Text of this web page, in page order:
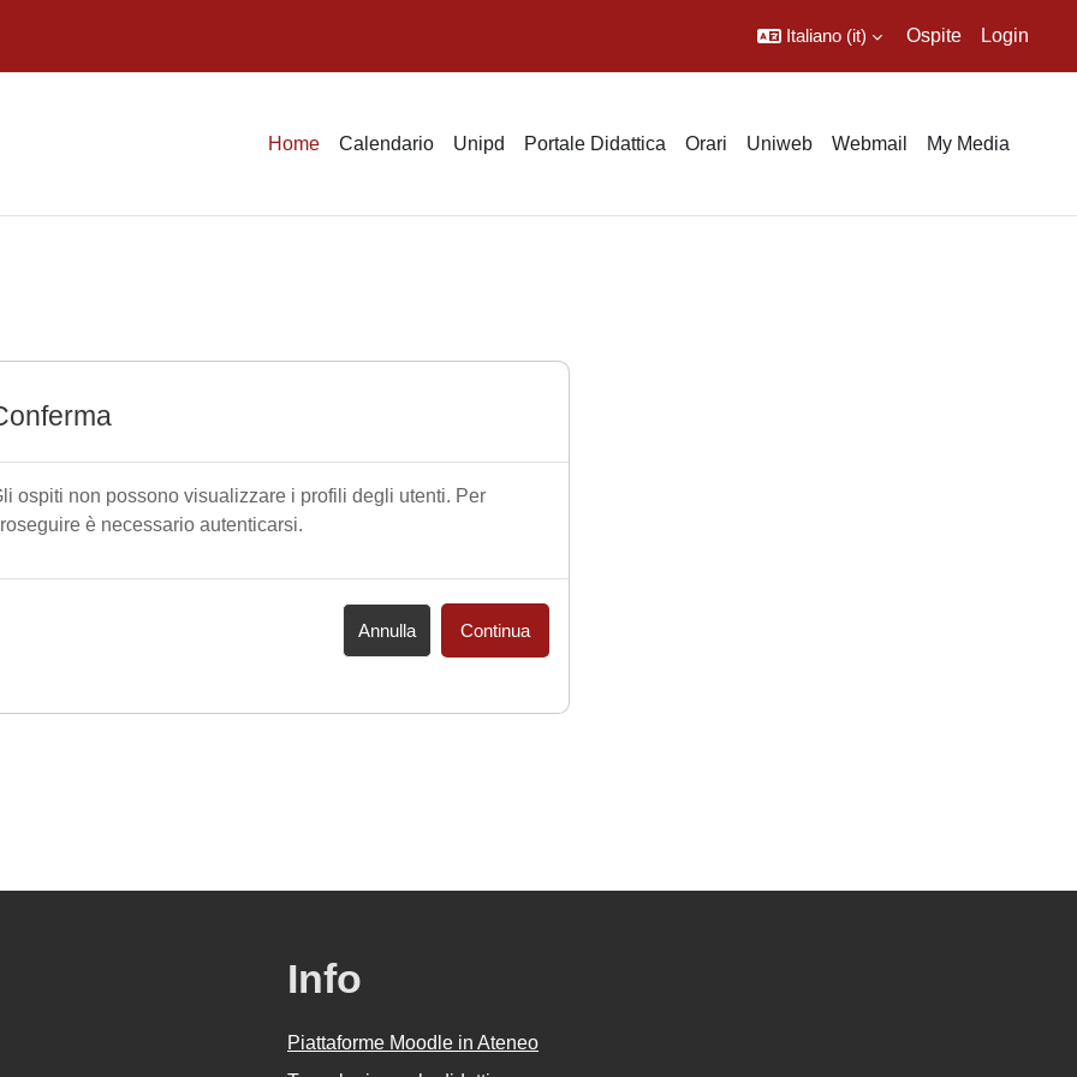
Italiano ‎(it)‎ Ospite Login
Home Calendario Unipd Portale Didattica Orari Uniweb Webmail My Media
ospiti non possono visualizzare i profili degli utenti. Per
è necessario autenticarsi.
Annulla Continua
Info
Piattaforme Moodle in Ateneo